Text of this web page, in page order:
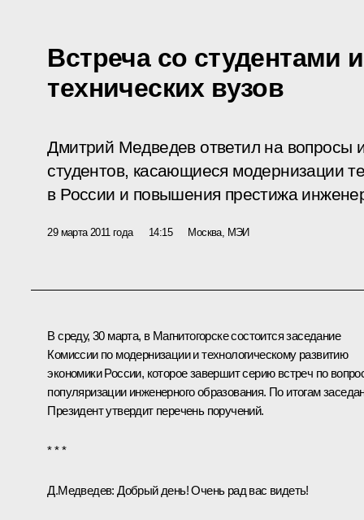
Встреча со студентами
технических вузов
Дмитрий Медведев ответил на вопросы
студентов, касающиеся модернизации
в России и повышения престижа
29 марта 2011 года 14:15 Москва, МЭИ
В среду, 30 марта, в Магнитогорске состоится заседание
Комиссии по модернизации и технологическому развитию
экономики России, которое завершит серию встреч по
популяризации инженерного образования. По итогам
Президент утвердит перечень поручений.
* * *
Д.Медведев: Добрый день! Очень рад вас видеть!